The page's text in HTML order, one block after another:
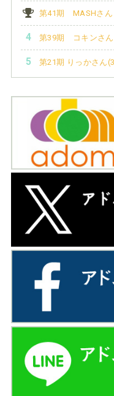
第41期 MASHさん
第39期 コキンさん
第21期 りっかさん